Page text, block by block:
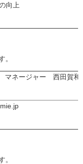
向上
。
マネージャー 西田賀和
。